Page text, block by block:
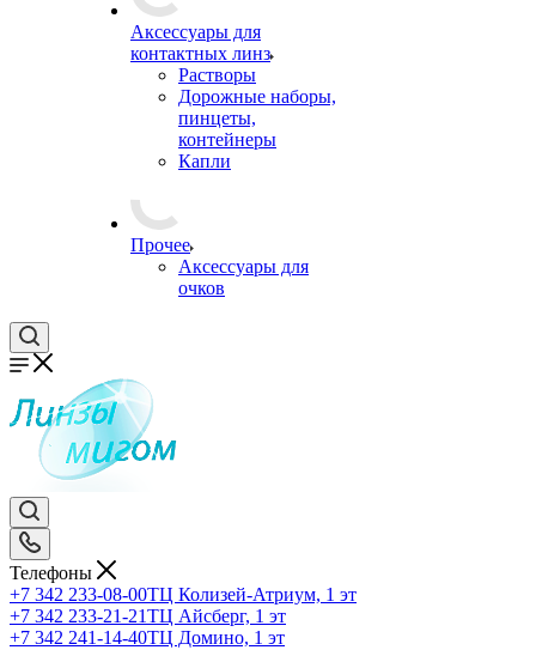
Аксессуары для
контактных линз
Растворы
Дорожные наборы,
пинцеты,
контейнеры
Капли
Прочее
Аксессуары для
очков
Телефоны
+7 342 233-08-00ТЦ Колизей-Атриум, 1 эт
+7 342 233-21-21ТЦ Айсберг, 1 эт
+7 342 241-14-40ТЦ Домино, 1 эт